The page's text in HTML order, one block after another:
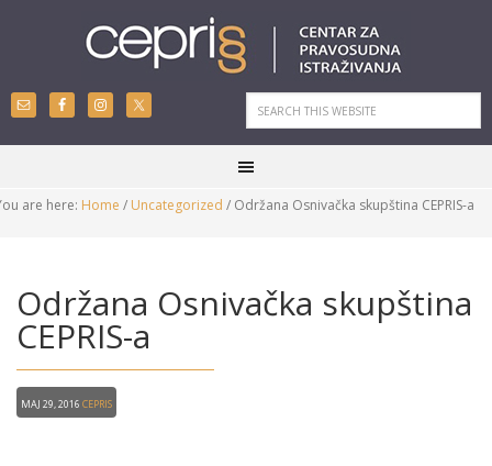
are here: Home / Uncategorized / Održana Osnivačka skupština CEPRIS-a
Održana Osnivačka skupština
CEPRIS-a
Maj 29, 2016CEPRIS